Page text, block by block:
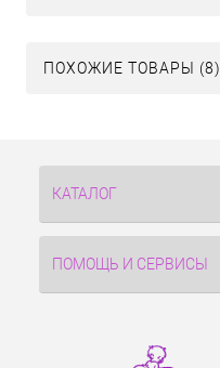
ПОХОЖИЕ ТОВАРЫ (8)
КАТАЛОГ
ПОМОЩЬ И СЕРВИСЫ